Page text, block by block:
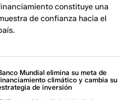
constituye una
de confianza hacia el
Mundial elimina su meta de
climático y cambia su
de inversión